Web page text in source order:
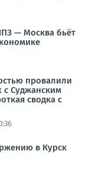
— Москва бьёт
провалили
с Суджанским
сводка с
в Курск